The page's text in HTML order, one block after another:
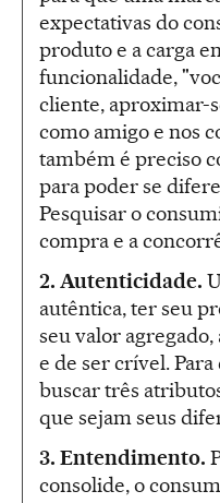
expectativas do
produto e a carga
funcionalidade,
cliente, aproximar-
como amigo e nos
também é preciso
para poder se
Pesquisar o
compra e a
2. Autenticidade.
autêntica, ter seu
seu valor
e de ser crível.
buscar três
que sejam seus
3. Entendimento.
consolide, o